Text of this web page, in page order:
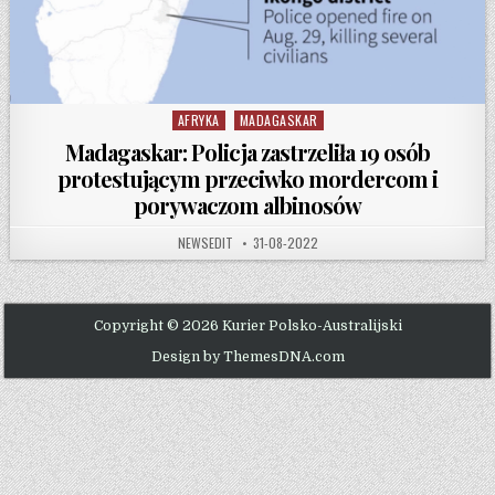
Posted in
AFRYKA MADAGASKAR
Madagaskar: Policja zastrzeliła 19 osób
protestującym przeciwko mordercom i
porywaczom albinosów
AUTHOR:
NEWSEDIT PUBLISHED DATE:
31-08-2022
Copyright © 2026 Kurier Polsko-Australijski
Design by ThemesDNA.com